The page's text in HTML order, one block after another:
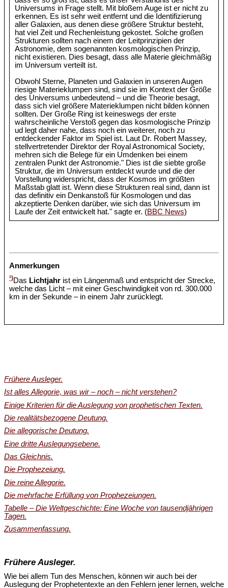
Universums in Frage stellt. Mit bloßem Auge ist er nicht zu
erkennen. Es ist sehr weit entfernt und die Identifizierung
aller Galaxien, aus denen diese größere Struktur besteht,
hat viel Zeit und Rechenleistung gekostet. Solche großen
Strukturen sollten nach einem der Leitprinzipien der
Astronomie, dem sogenannten kosmologischen Prinzip,
nicht existieren. Dies besagt, dass alle Materie gleichmäßig
im Universum verteilt ist.
Obwohl Sterne, Planeten und Galaxien in unseren Augen
riesige Materieklumpen sind, sind sie im Kontext der Größe
des Universums unbedeutend – und die Theorie besagt,
dass sich viel größere Materieklumpen nicht bilden können
sollten. Der Große Ring ist keineswegs der erste
wahrscheinliche Verstoß gegen das kosmologische Prinzip
ud legt daher nahe, dass noch ein weiterer, noch zu
entdeckender Faktor im Spiel ist. Laut Dr. Robert Massey,
stellvertretender Direktor der Royal Astronomical Society,
mehren sich die Belege für ein Umdenken bei einem
zentralen Punkt der Astronomie." Dies ist die siebte große
Struktur, die im Universum entdeckt wurde und die der
Vorstellung widerspricht, dass der Kosmos im größten
Maßstab glatt ist. Wenn diese Strukturen real sind, dann ist
das definitiv ein Denkanstoß für Kosmologen und das
akzeptierte Denken darüber, wie sich das Universum im
Laufe der Zeit entwickelt hat." sagte er. (BBC News)
Anmerkungen
¹)Das Lichtjahr ist ein Längenmaß und entspricht der Strecke,
welche das Licht – mit einer Geschwindigkeit von rd. 300.000
km in der Sekunde – in einem Jahr zurücklegt.
Frühere Ausleger.
Ist alles Allegorie, was wir – noch – nicht verstehen?
Einige Kriterien für die Auslegung von prophetischen Texten.
Die realitätsbezogene Deutung.
Die allegorische Deutung.
Eine dritte Auslegungsebene.
Das Gleichnis.
Die Prophezeiung.
Die reine Allegorie.
Die mehrfache Erfüllung von Prophezeiungen.
Tabelle – Die Weltgeschichte: Eine Woche von tausendjährigen
Tagen.
Zusammenfassung.
Frühere Ausleger.
Wie bei allem Tun des Menschen, können wir auch bei der
Auslegung der Prophetentexte an den Fehlern jener lernen, welche